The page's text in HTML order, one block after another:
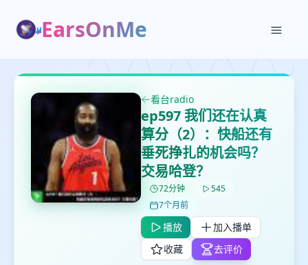
EarsOnMe
看台radio
ep597 我们还在认真
算分（2）：快船还有
垂死挣扎的机会吗？
交易哈登？
72分钟
545
7个月前
播放
加入播单
收藏
去评价
✕
打分
鼠标下留人
✕
删除确认
取消 确认删除
✕
创建